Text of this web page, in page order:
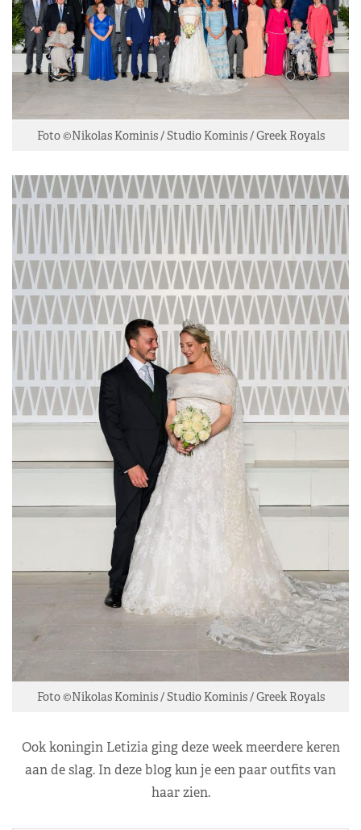
Foto ©Nikolas Kominis / Studio Kominis / Greek Royals
Foto ©Nikolas Kominis / Studio Kominis / Greek Royals
Ook koningin Letizia ging deze week meerdere keren
aan de slag. In deze blog kun je een paar outfits van
haar zien.